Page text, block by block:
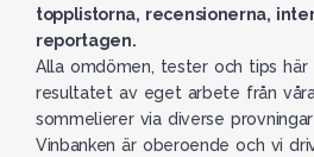
topplistorna, recensionerna,
reportagen.
Alla omdömen, tester och tips här
resultatet av eget arbete från
sommelierer via diverse
Vinbanken är oberoende och vi